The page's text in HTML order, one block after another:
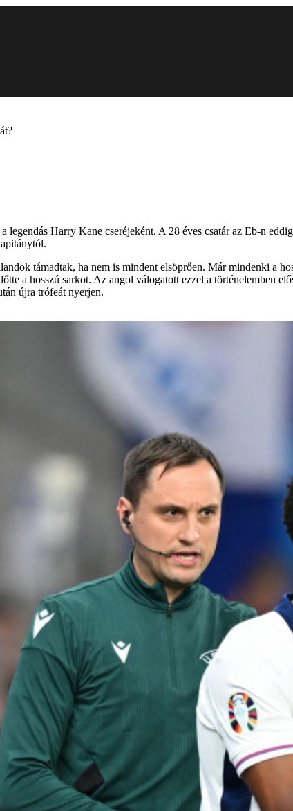
legendás Harry Kane cseréjeként. A 28 éves csatár az Eb-n
támadtak, ha nem is mindent elsöprően. Már mindenki a
a hosszú sarkot. Az angol válogatott ezzel a történelemben
újra trófeát nyerjen.